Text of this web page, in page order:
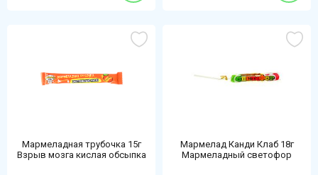
Мармеладная трубочка 15г
Взрыв мозга кислая обсыпка
Мармелад Канди Клаб 18г
Мармеладный светофор